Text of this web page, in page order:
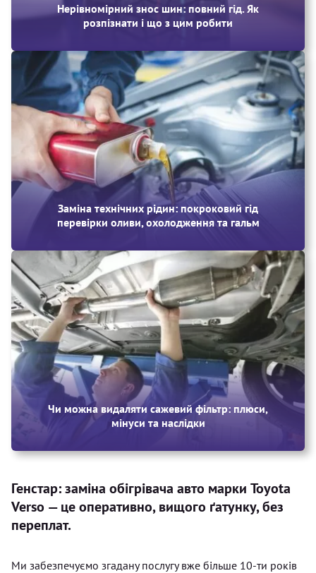
Нерівномірний знос шин: повний гід. Як
розпізнати і що з цим робити
Заміна технічних рідин: покроковий гід
перевірки оливи, охолодження та гальм
Чи можна видаляти сажевий фільтр: плюси,
мінуси та наслідки
Генстар: заміна обігрівача авто марки Toyota
Verso — це оперативно, вищого ґатунку, без
переплат.
Ми забезпечуємо згадану послугу вже більше 10-ти років